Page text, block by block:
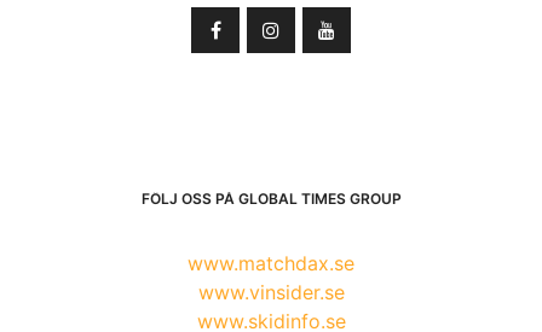
FÖLJ OSS PÅ GLOBAL TIMES GROUP
www.matchdax.se
www.vinsider.se
www.skidinfo.se